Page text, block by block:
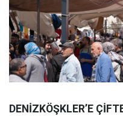
DENİZKÖŞKLER’E